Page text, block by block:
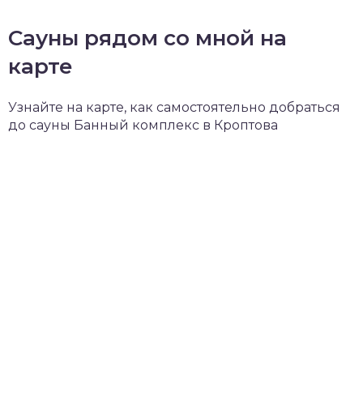
Сауны рядом со мной на
карте
Узнайте на карте, как самостоятельно добраться
до сауны Банный комплекс в Кроптова